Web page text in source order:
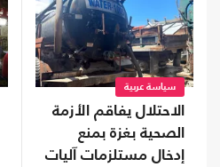
سياسة عربية
الاحتلال يفاقم الأزمة
الصحية بغزة بمنع
إدخال مستلزمات آليات